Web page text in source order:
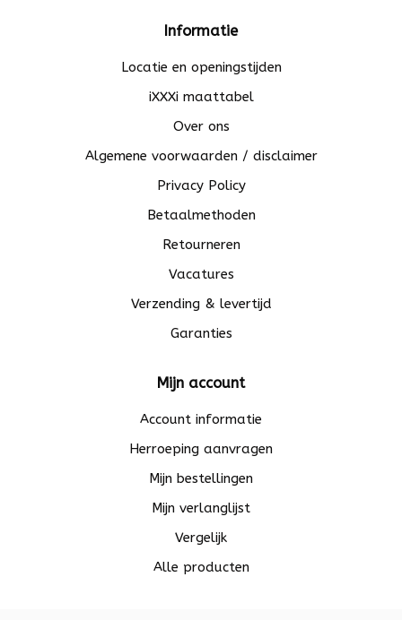
Informatie
Locatie en openingstijden
iXXXi maattabel
Over ons
Algemene voorwaarden / disclaimer
Privacy Policy
Betaalmethoden
Retourneren
Vacatures
Verzending & levertijd
Garanties
Mijn account
Account informatie
Herroeping aanvragen
Mijn bestellingen
Mijn verlanglijst
Vergelijk
Alle producten